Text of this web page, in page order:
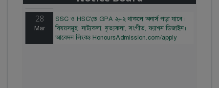
28
Mar
SSC ও HSC'তে GPA ২+২ থাকলে অনার্স পড়া যাবে।
বিষয়সমূহ: নাট্যকলা, নৃত্যকলা, সংগীত, ফ্যাশন ডিজাইন।
আবেদন লিংকঃ HonoursAdmission.com/apply